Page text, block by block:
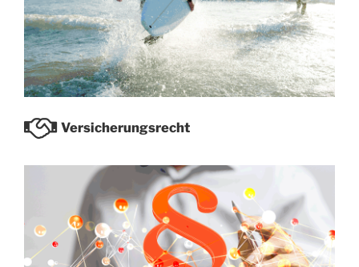
Versicherungsrecht